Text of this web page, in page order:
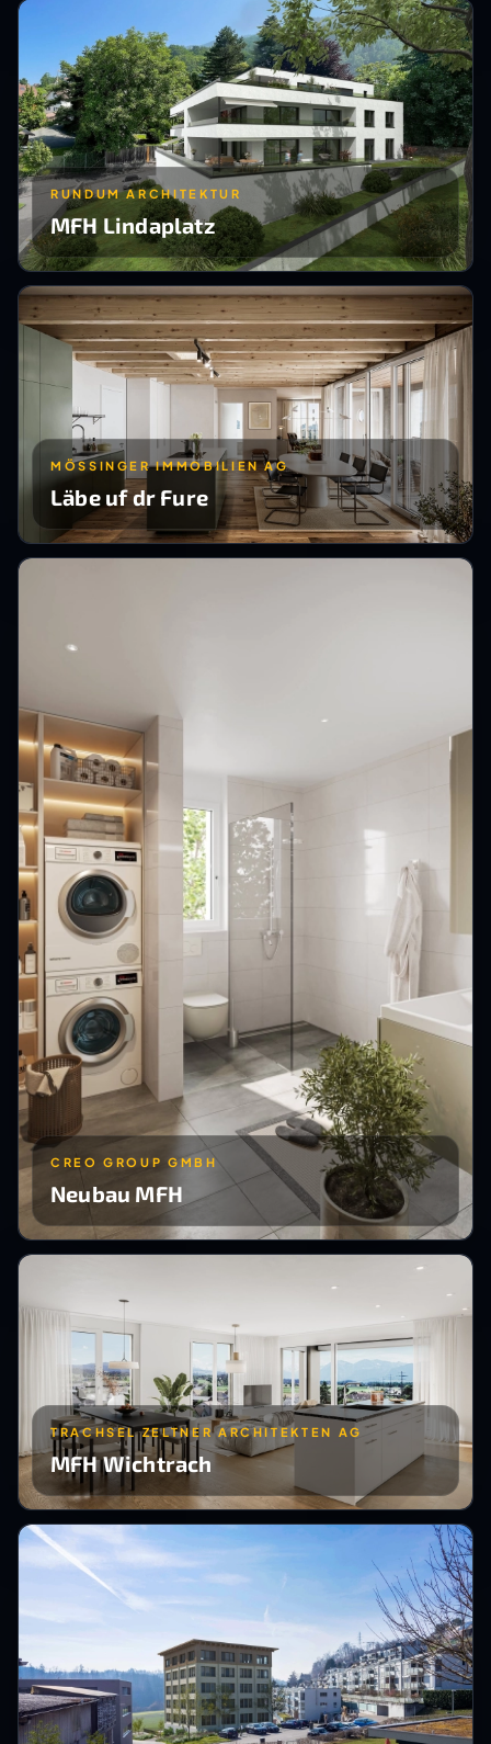
RUNDUM ARCHITEKTUR
MFH Lindaplatz
MÖSSINGER IMMOBILIEN AG
Läbe uf dr Fure
CREO GROUP GMBH
Neubau MFH
TRACHSEL ZELTNER ARCHITEKTEN AG
MFH Wichtrach